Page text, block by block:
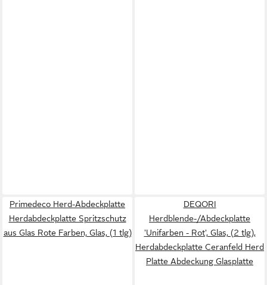
Primedeco Herd-Abdeckplatte
Herdabdeckplatte Spritzschutz
aus Glas Rote Farben, Glas, (1 tlg)
DEQORI
Herdblende-/Abdeckplatte
'Unifarben - Rot', Glas, (2 tlg),
Herdabdeckplatte Ceranfeld Herd
Platte Abdeckung Glasplatte